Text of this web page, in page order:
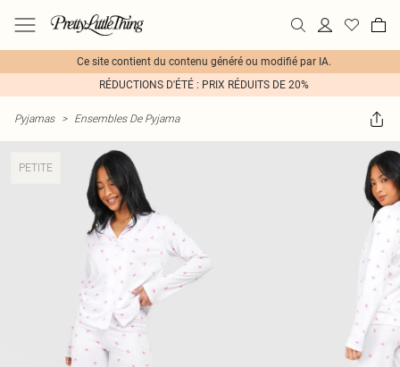
Ce site contient du contenu généré ou modifié par IA.
RÉDUCTIONS D'ÉTÉ : PRIX RÉDUITS DE 20%
Pyjamas > Ensembles De Pyjama
PETITE